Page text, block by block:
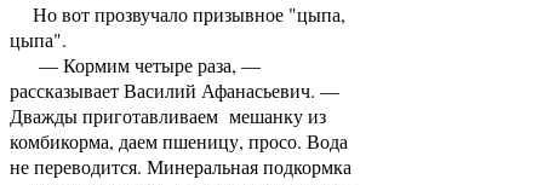
Но вот прозвучало призывное "цыпа,
цыпа".
— Кормим четыре раза, —
рассказывает Василий Афанасьевич. —
Дважды приготавливаем мешанку из
комбикорма, даем пшеницу, просо. Вода
не переводится. Минеральная подкормка